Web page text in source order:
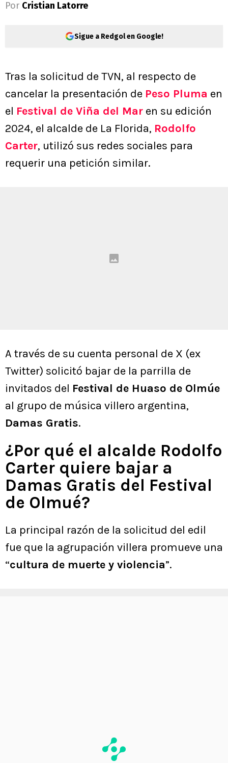
Por Cristian Latorre
Sigue a Redgol en Google!
Tras la solicitud de TVN, al respecto de
cancelar la presentación de Peso Pluma en
el Festival de Viña del Mar en su edición
2024, el alcalde de La Florida, Rodolfo
Carter, utilizó sus redes sociales para
requerir una petición similar.
A través de su cuenta personal de X (ex
Twitter) solicitó bajar de la parrilla de
invitados del Festival de Huaso de Olmúe
al grupo de música villero argentina,
Damas Gratis.
¿Por qué el alcalde Rodolfo
Carter quiere bajar a
Damas Gratis del Festival
de Olmué?
La principal razón de la solicitud del edil
fue que la agrupación villera promueve una
“cultura de muerte y violencia”.